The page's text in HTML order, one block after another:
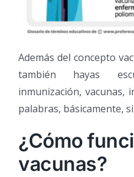
Además del concepto
también hayas
inmunización, vacunas,
palabras, básicamente,
¿Cómo
vacunas?